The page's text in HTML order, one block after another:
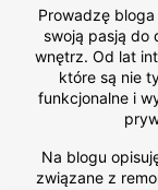
Prowadzę
swoją pasją do
wnętrz. Od lat
które są nie
funkcjonalne i
Na blogu
związane z